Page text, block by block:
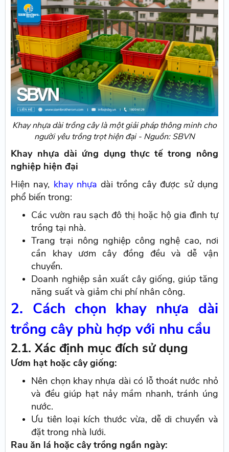
Khay nhựa dài trồng cây là một giải pháp thông minh cho
người yêu trồng trọt hiện đại - Nguồn: SBVN
Khay nhựa dài ứng dụng thực tế trong nông
nghiệp hiện đại
Hiện nay, khay nhựa dài trồng cây được sử dụng
phổ biến trong:
Các vườn rau sạch đô thị hoặc hộ gia đình tự
trồng tại nhà.
Trang trại nông nghiệp công nghệ cao, nơi
cần khay ươm cây đồng đều và dễ vận
chuyển.
Doanh nghiệp sản xuất cây giống, giúp tăng
năng suất và giảm chi phí nhân công.
2. Cách chọn khay nhựa dài
trồng cây phù hợp với nhu cầu
2.1. Xác định mục đích sử dụng
Ươm hạt hoặc cây giống:
Nên chọn khay nhựa dài có lỗ thoát nước nhỏ
và đều giúp hạt nảy mầm nhanh, tránh úng
nước.
Ưu tiên loại kích thước vừa, dễ di chuyển và
đặt trong nhà lưới.
Rau ăn lá hoặc cây trồng ngắn ngày: